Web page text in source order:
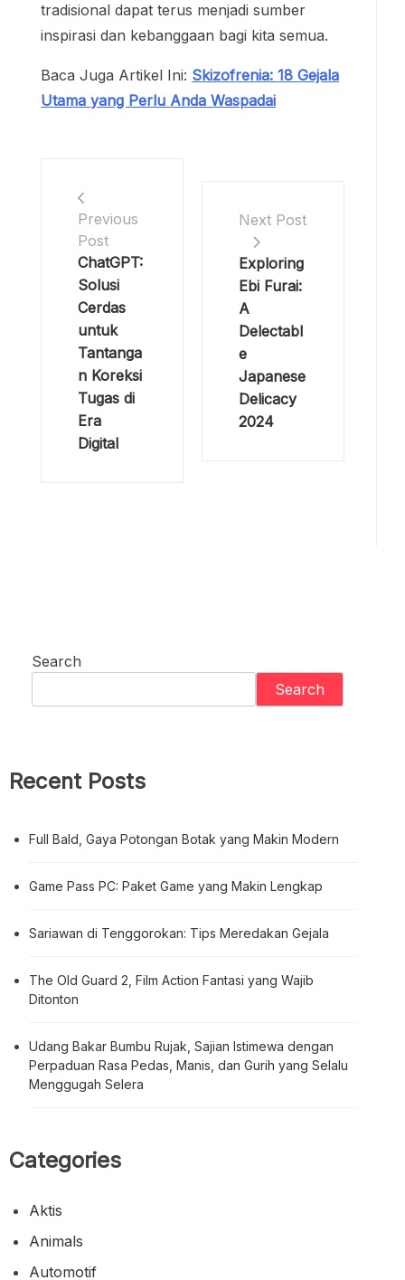
tradisional dapat terus menjadi sumber
inspirasi dan kebanggaan bagi kita semua.
Baca Juga Artikel Ini: Skizofrenia: 18 Gejala
Utama yang Perlu Anda Waspadai
Previous
Post
ChatGPT:
Solusi
Cerdas
untuk
Tantanga
n Koreksi
Tugas di
Era
Digital
Next Post
Exploring
Ebi Furai:
A
Delectabl
e
Japanese
Delicacy
2024
Search
Search
Recent Posts
Full Bald, Gaya Potongan Botak yang Makin Modern
Game Pass PC: Paket Game yang Makin Lengkap
Sariawan di Tenggorokan: Tips Meredakan Gejala
The Old Guard 2, Film Action Fantasi yang Wajib
Ditonton
Udang Bakar Bumbu Rujak, Sajian Istimewa dengan
Perpaduan Rasa Pedas, Manis, dan Gurih yang Selalu
Menggugah Selera
Categories
Aktis
Animals
Automotif